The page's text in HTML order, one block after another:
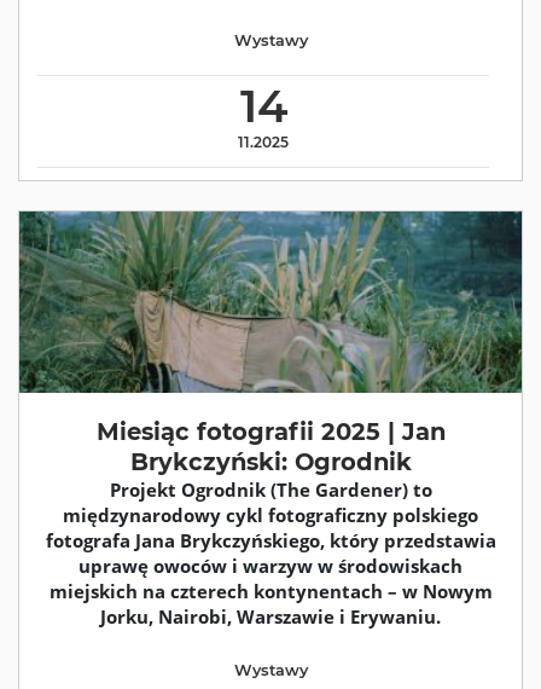
14
11.2025
Wystawy
Miesiąc fotografii 2025 | Jan
Brykczyński: Ogrodnik
Projekt Ogrodnik (The Gardener) to
międzynarodowy cykl fotograficzny polskiego
fotografa Jana Brykczyńskiego, który przedstawia
uprawę owoców i warzyw w środowiskach
miejskich na czterech kontynentach – w Nowym
Jorku, Nairobi, Warszawie i Erywaniu.
Wystawy